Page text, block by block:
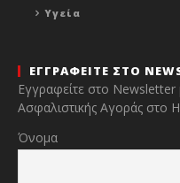
Υγεία
ΕΓΓΡΑΦΕΙΤΕ ΣΤΟ
Εγγραφείτε στο Newsletter
Ασφαλιστικής Αγοράς στο
Όνομα